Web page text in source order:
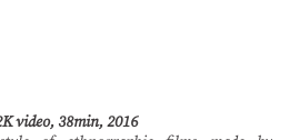
video, 38min, 2016